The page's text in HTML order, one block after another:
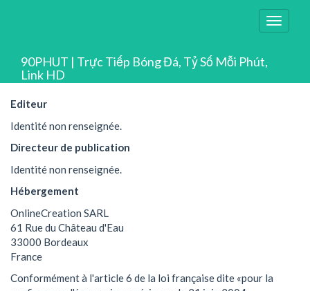
Toggle
90PHUT | Trực Tiếp Bóng Đá, Tỷ Số Mỗi Phút,
Link HD
Editeur
Identité non renseignée.
Directeur de publication
Identité non renseignée.
Hébergement
OnlineCreation SARL
61 Rue du Château d'Eau
33000 Bordeaux
France
Conformément à l'article 6 de la loi française dite «pour la